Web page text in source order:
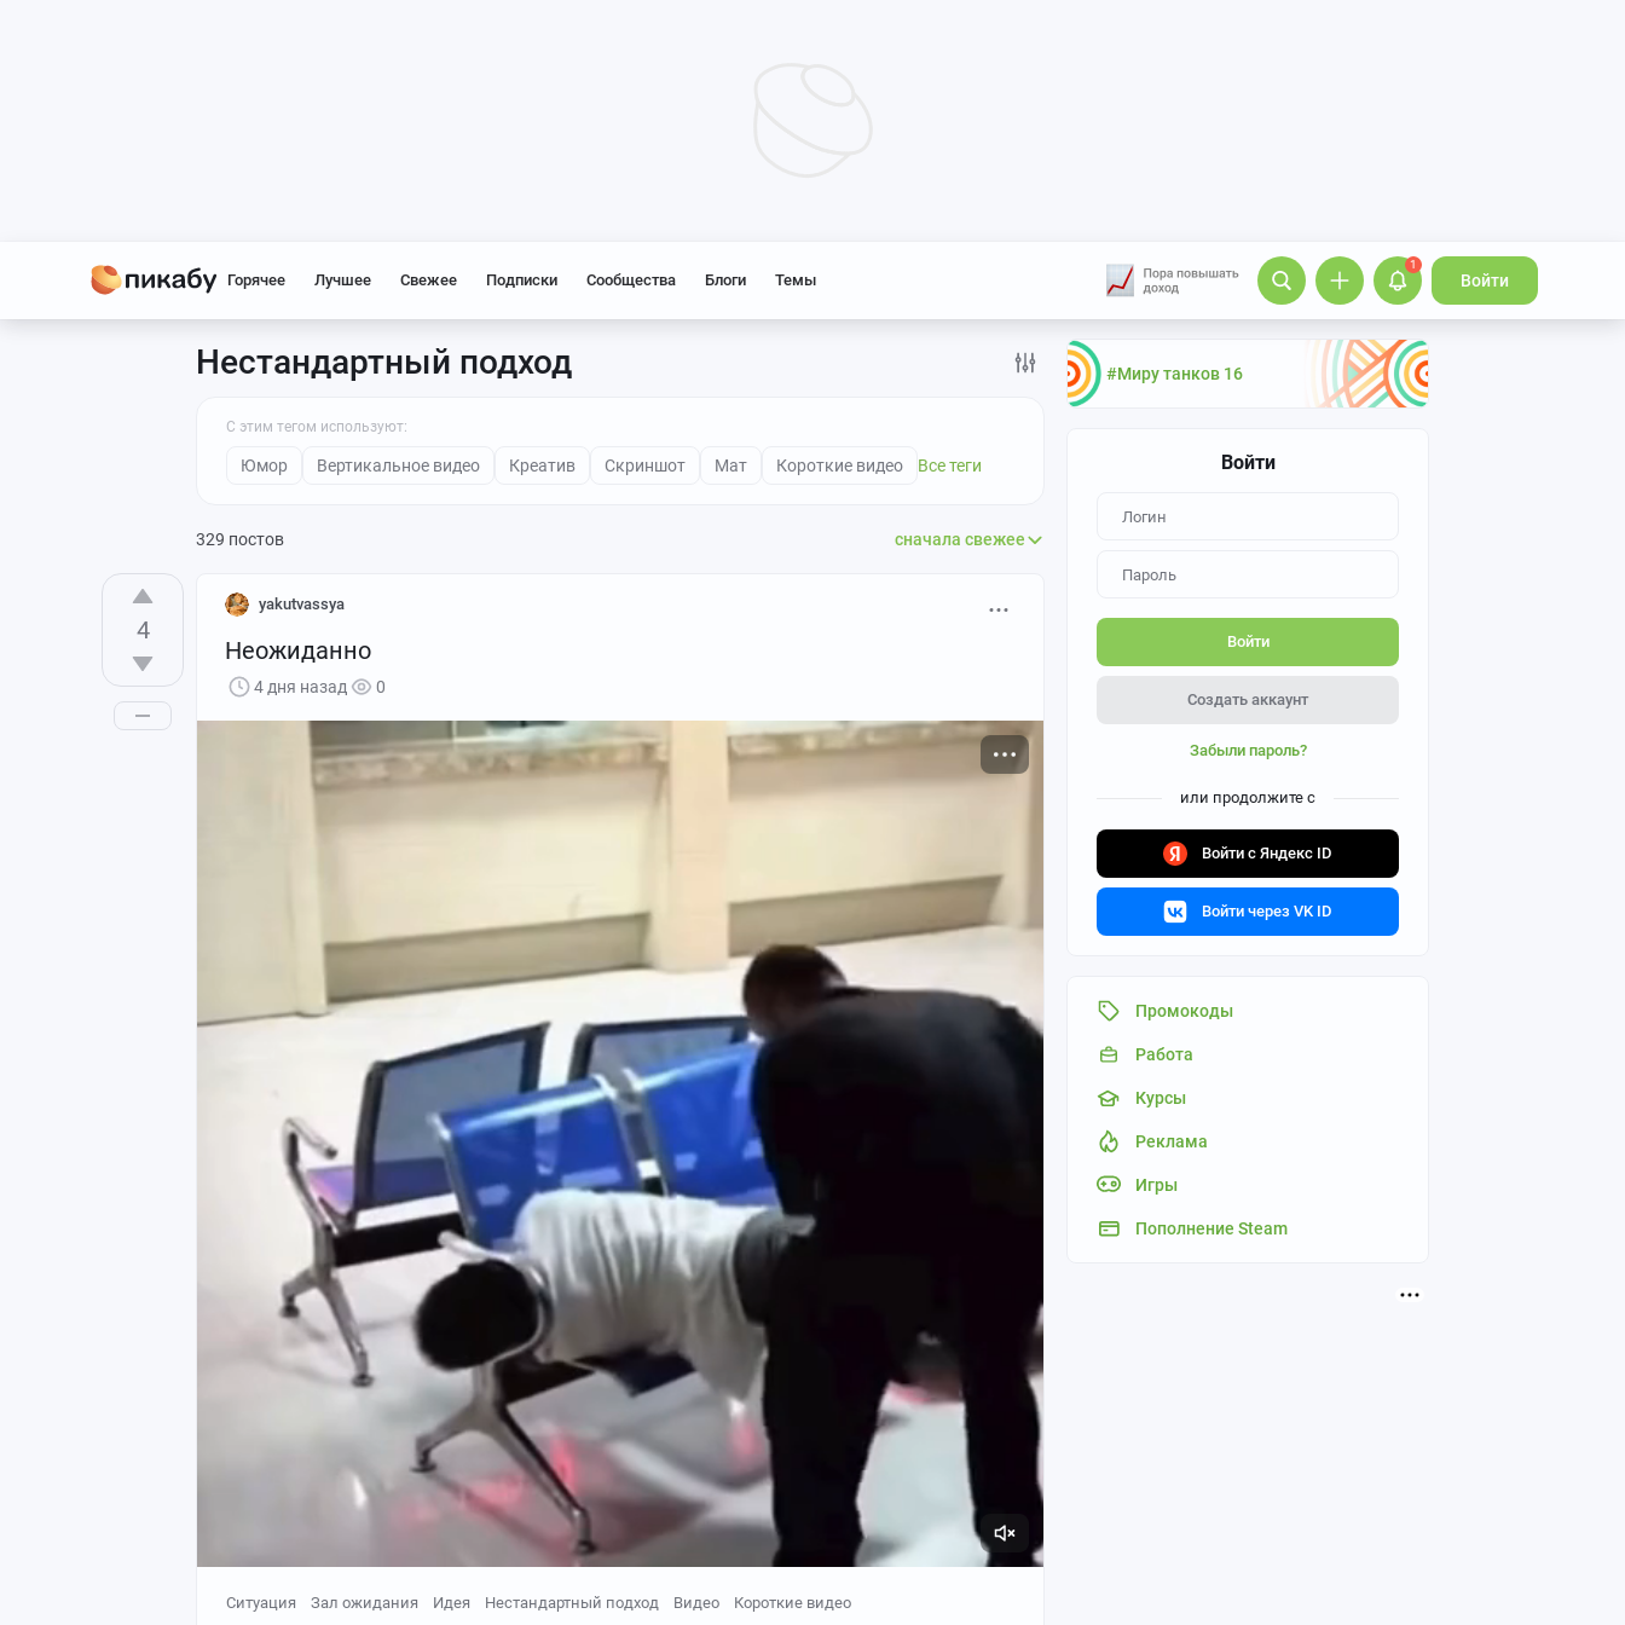
Горячее Лучшее Свежее Подписки Сообщества Блоги Темы
1
Войти
#Миру танков 16
Войти
Войти
Создать аккаунт
Забыли пароль?
или продолжите с
Войти с Яндекс ID
Войти через VK ID
Промокоды
Работа
Курсы
Реклама
Игры
Пополнение Steam
Нестандартный подход
С этим тегом используют:
Юмор Вертикальное видео Креатив Скриншот Мат Короткие видео Все теги
329 постов сначала свежее
4
yakutvassya
Неожиданно
4 дня назад 0
Ситуация Зал ожидания Идея Нестандартный подход Видео Короткие видео